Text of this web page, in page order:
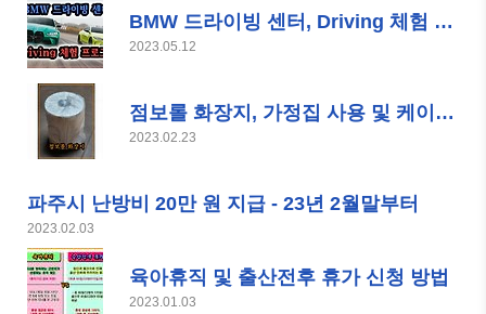
BMW 드라이빙 센터, Driving 체험 프로그램
2023.05.12
점보롤 화장지, 가정집 사용 및 케이스 설치 방법
2023.02.23
파주시 난방비 20만 원 지급 - 23년 2월말부터
2023.02.03
육아휴직 및 출산전후 휴가 신청 방법
2023.01.03